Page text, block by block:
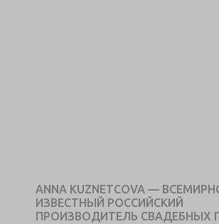
ANNA KUZNETCOVA —
ИЗВЕСТНЫЙ РОССИЙСКИЙ
ПРОИЗВОДИТЕЛЬ СВАДЕБНЫХ